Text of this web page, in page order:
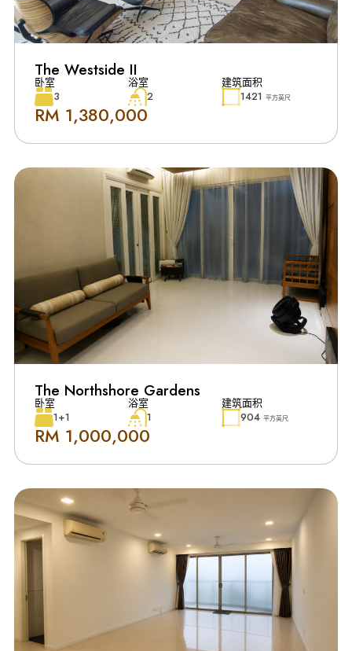
The Westside II
卧室
3
浴室
2
建筑面积
1421 平方英尺
RM 1,380,000
The Northshore Gardens
卧室
1+1
浴室
1
建筑面积
904 平方英尺
RM 1,000,000